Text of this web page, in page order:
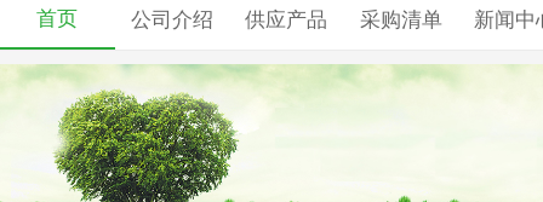
首页 公司介绍 供应产品 采购清单 新闻中